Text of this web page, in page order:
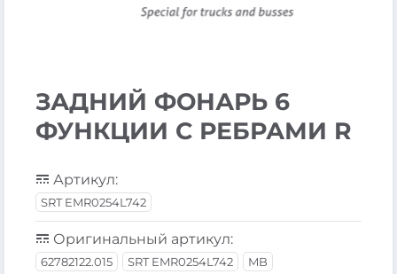
ЗАДНИЙ ФОНАРЬ 6
ФУНКЦИИ С РЕБРАМИ R
Артикул:
SRT EMR0254L742
Оригинальный артикул:
62782122.015 SRT EMR0254L742
MB